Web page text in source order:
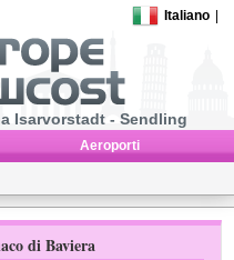
Italiano
Isarvorstadt - Sendling
Aeroporti
di Baviera